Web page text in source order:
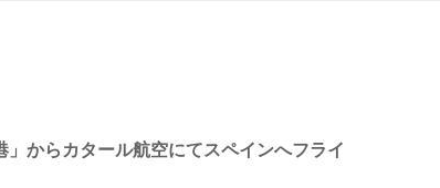
」からカタール航空にてスペインへフライ